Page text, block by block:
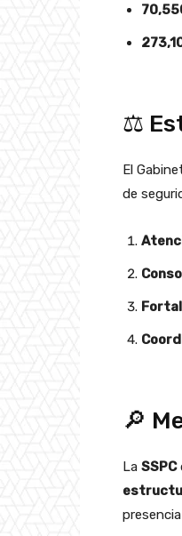
⚖️
El
de
🔎
La SSPC